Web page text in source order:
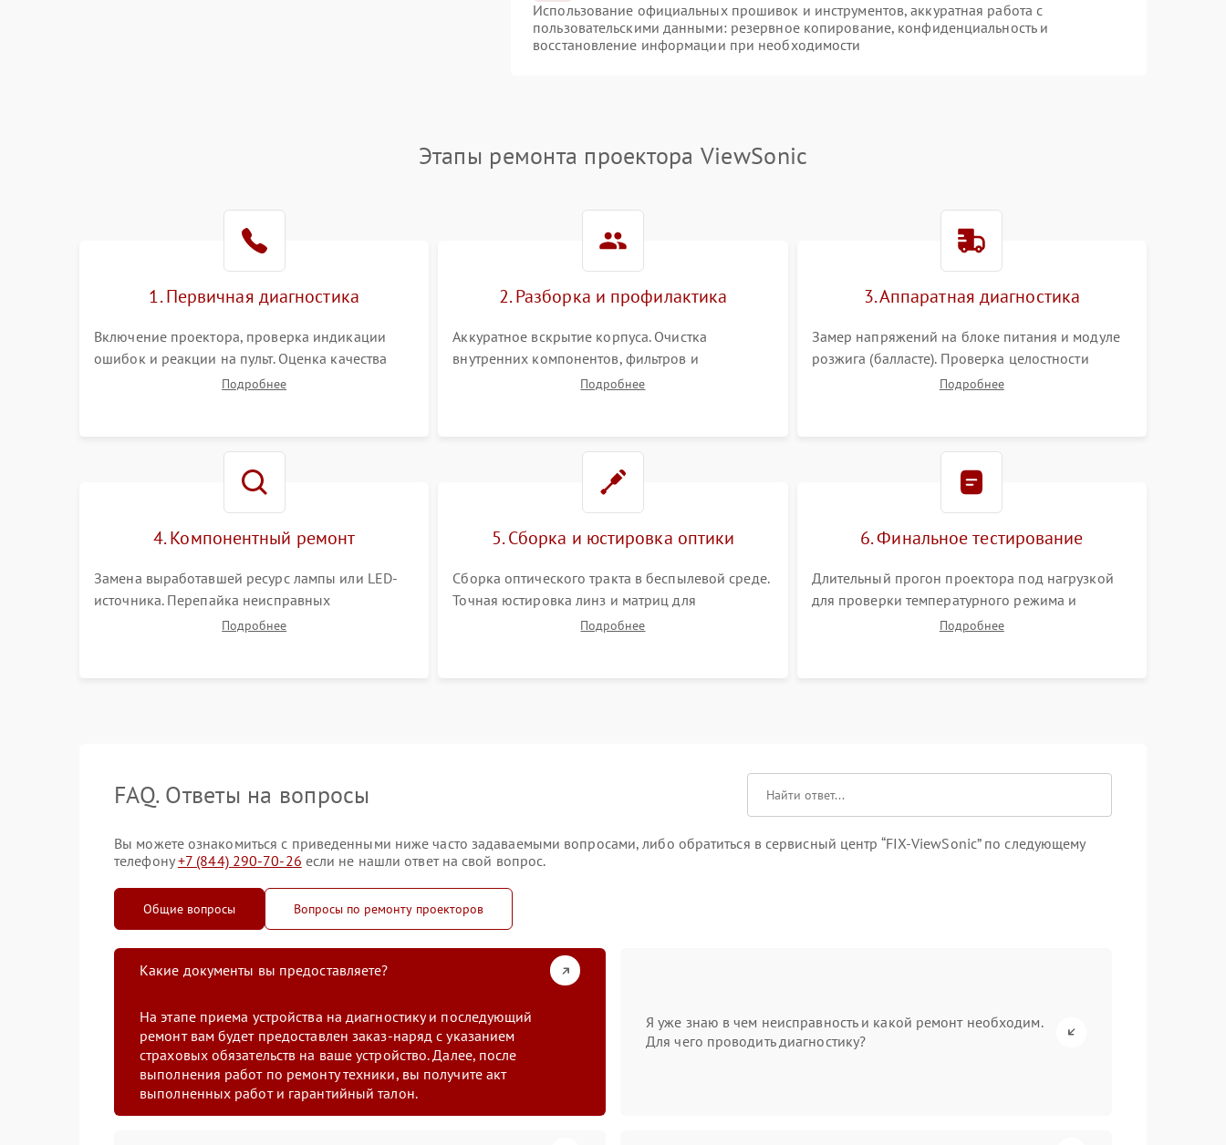
Использование официальных прошивок и инструментов, аккуратная работа с
пользовательскими данными: резервное копирование, конфиденциальность и
восстановление информации при необходимости
Этапы ремонта проектора ViewSonic
1. Первичная диагностика
Включение проектора, проверка индикации
ошибок и реакции на пульт. Оценка качества
проекции, яркости лампы, наличия артефактов
Подробнее
2. Разборка и профилактика
Аккуратное вскрытие корпуса. Очистка
внутренних компонентов, фильтров и
вентиляторов от накопившейся пыли.
Подробнее
3. Аппаратная диагностика
Замер напряжений на блоке питания и модуле
розжига (балласте). Проверка целостности
цветового колеса (DLP) или поляризаторов (LCD).
Подробнее
4. Компонентный ремонт
Замена выработавшей ресурс лампы или LED-
источника. Перепайка неисправных
компонентов на платах. Замена DMD-чипа при
Подробнее
5. Сборка и юстировка оптики
Сборка оптического тракта в беспылевой среде.
Точная юстировка линз и матриц для
правильного сведения цветов и устранения
Подробнее
6. Финальное тестирование
Длительный прогон проектора под нагрузкой
для проверки температурного режима и
отсутствия перегрева. Оценка фокуса,
Подробнее
FAQ. Ответы на вопросы
Вы можете ознакомиться с приведенными ниже часто задаваемыми вопросами, либо обратиться в сервисный центр “FIX-ViewSonic” по следующему
телефону+7 (844) 290-70-26 если не нашли ответ на свой вопрос.
Общие вопросы Вопросы по ремонту проекторов
Какие документы вы предоставляете?
На этапе приема устройства на диагностику и последующий
ремонт вам будет предоставлен заказ-наряд с указанием
страховых обязательств на ваше устройство. Далее, после
выполнения работ по ремонту техники, вы получите акт
выполненных работ и гарантийный талон.
Я уже знаю в чем неисправность и какой ремонт необходим.
Для чего проводить диагностику?